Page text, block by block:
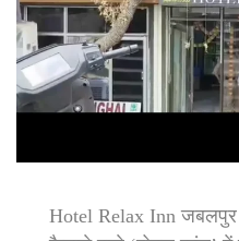
Hotel Relax Inn